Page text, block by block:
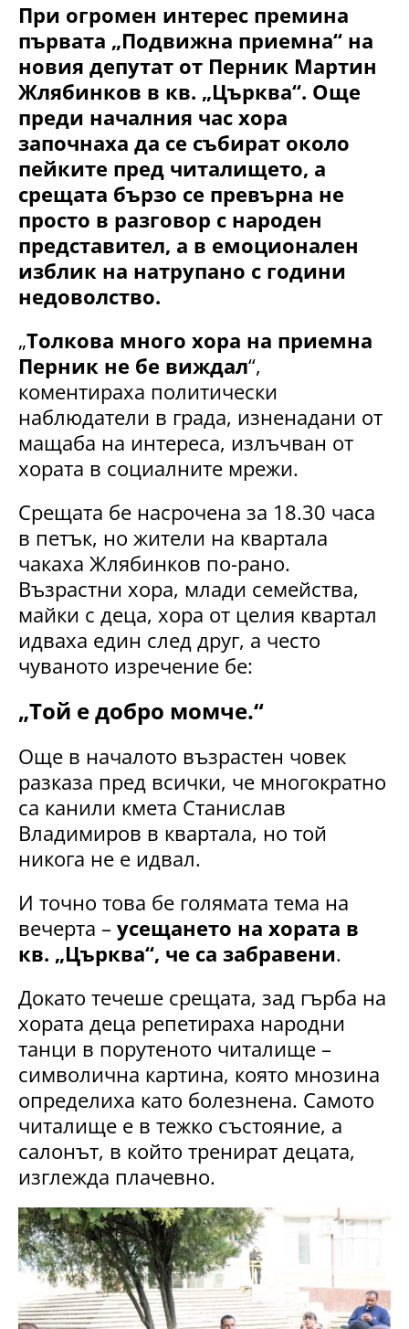
При огромен интерес премина
първата „Подвижна приемна“ на
новия депутат от Перник Мартин
Жлябинков в кв. „Църква“. Още
преди началния час хора
започнаха да се събират около
пейките пред читалището, а
срещата бързо се превърна не
просто в разговор с народен
представител, а в емоционален
изблик на натрупано с години
недоволство.
„Толкова много хора на приемна
Перник не бе виждал“,
коментираха политически
наблюдатели в града, изненадани от
мащаба на интереса, излъчван от
хората в социалните мрежи.
Срещата бе насрочена за 18.30 часа
в петък, но жители на квартала
чакаха Жлябинков по-рано.
Възрастни хора, млади семейства,
майки с деца, хора от целия квартал
идваха един след друг, а често
чуваното изречение бе:
„Той е добро момче.“
Още в началото възрастен човек
разказа пред всички, че многократно
са канили кмета Станислав
Владимиров в квартала, но той
никога не е идвал.
И точно това бе голямата тема на
вечерта – усещането на хората в
кв. „Църква“, че са забравени.
Докато течеше срещата, зад гърба на
хората деца репетираха народни
танци в порутеното читалище –
символична картина, която мнозина
определиха като болезнена. Самото
читалище е в тежко състояние, а
салонът, в който тренират децата,
изглежда плачевно.